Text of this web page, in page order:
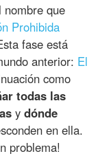
nombre que
Prohibida
fase está
anterior: El
como
todas las
ydónde
en ella.
problema!